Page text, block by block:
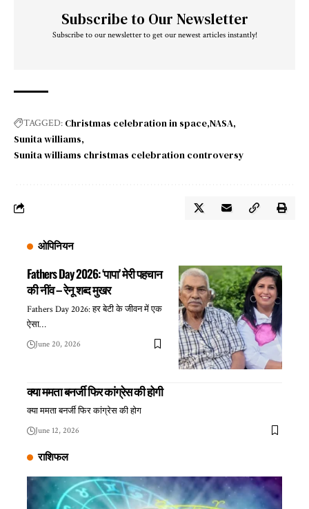
Subscribe to Our Newsletter
Subscribe to our newsletter to get our newest articles instantly!
TAGGED: Christmas celebration in space NASA
Sunita williams
Sunita williams christmas celebration controversy
ओपिनियन
Fathers Day 2026: ‘पापा’ मेरी पहचान
की नींव – रेनू शब्द मुखर
Fathers Day 2026: हर बेटी के जीवन में एक
ऐसा…
June 20, 2026
क्या ममता बनर्जी फिर कांग्रेस की होगी
क्या ममता बनर्जी फिर कांग्रेस की होग
June 12, 2026
राशिफल